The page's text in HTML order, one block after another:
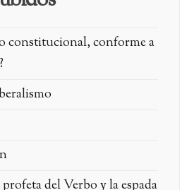
constitucional, conforme a
del Verbo y la espada